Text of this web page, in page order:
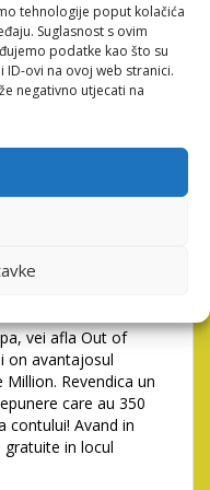
tehnologije poput kolačića
Suglasnost s ovim
podatke kao što su
ovi na ovoj web stranici.
negativno utjecati na
tot po?i activa De
Romania
toate
gratuite
depunere
vei afla Out of
on avantajosul
Revendica un
care au 350
contului! Avand in
gratuite in locul